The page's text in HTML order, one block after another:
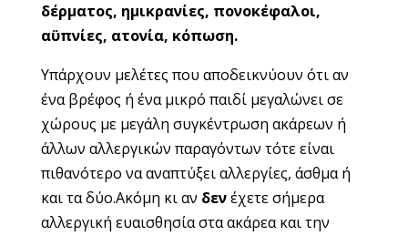
δέρματος, ημικρανίες, πονοκέφαλοι,
αϋπνίες, ατονία, κόπωση.
Υπάρχουν μελέτες που αποδεικνύουν ότι αν
ένα βρέφος ή ένα μικρό παιδί μεγαλώνει σε
χώρους με μεγάλη συγκέντρωση ακάρεων ή
άλλων αλλεργικών παραγόντων τότε είναι
πιθανότερο να αναπτύξει αλλεργίες, άσθμα ή
και τα δύο.Ακόμη κι αν δενέχετε σήμερα
αλλεργική ευαισθησία στα ακάρεα και την